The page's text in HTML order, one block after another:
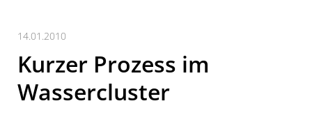
14.01.2010
Kurzer Prozess im
Wassercluster